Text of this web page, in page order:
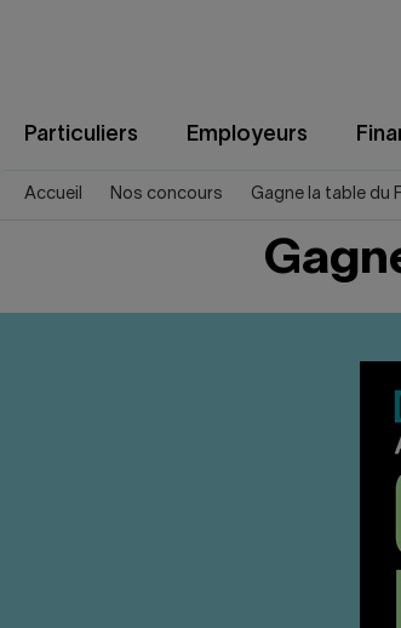
Particuliers Employeurs
Accueil Nos concours Gagne la table du